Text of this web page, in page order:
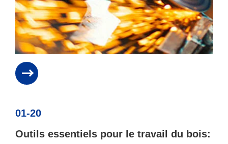
01-20
Outils essentiels pour le travail du bois: